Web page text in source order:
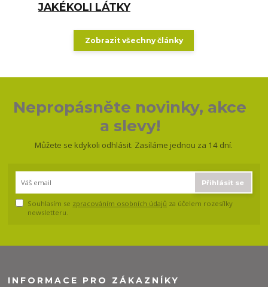
JAKÉKOLI LÁTKY
Zobrazit všechny články
Nepropásněte novinky, akce
a slevy!
Můžete se kdykoli odhlásit. Zasíláme jednou za 14 dní.
Přihlásit se
Souhlasím se zpracováním osobních údajů za účelem rozesílky
newsletteru.
INFORMACE PRO ZÁKAZNÍKY